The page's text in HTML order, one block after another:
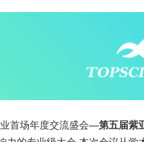
首场年度交流盛会—第五届紫